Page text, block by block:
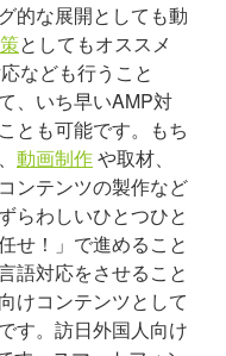
的な展開としても動
としてもオススメ
なども行うこと
、いち早いAMP対
とも可能です。もち
動画制作や取材、
ンテンツの製作など
らわしいひとつひと
せ！」で進めること
語対応をさせること
けコンテンツとして
す。訪日外国人向け